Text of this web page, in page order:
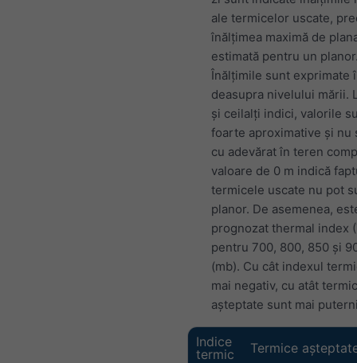
ale termicelor uscate,
înălțimea maximă de
estimată pentru un
Înălțimile sunt exprimate
deasupra nivelului mării.
și ceilalți indici, valorile
foarte aproximative și nu
cu adevărat în teren
valoare de 0 m indică
termicele uscate nu pot
planor. De asemenea,
prognozat thermal index
pentru 700, 800, 850 și
(mb). Cu cât indexul
mai negativ, cu atât
așteptate sunt mai
Indice
termic
Termice